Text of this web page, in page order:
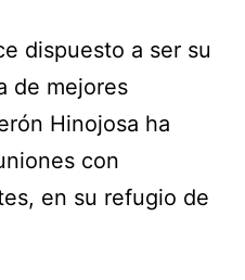
dispuesto a ser su
de mejores
Hinojosa ha
con
en su refugio de